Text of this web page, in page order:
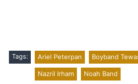
Tags: Ariel Peterpan Boyband
Nazril Irham Noah Band